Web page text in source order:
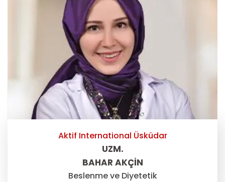
Aktif International Üsküdar
UZM.
BAHAR AKÇİN
Beslenme ve Diyetetik